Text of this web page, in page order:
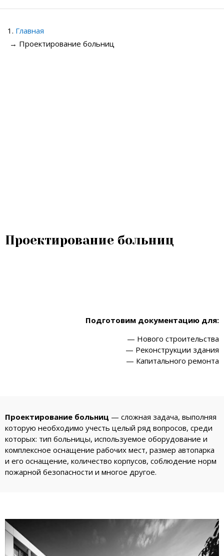
Главная
→ Проектирование больниц
Проектирование больниц
Подготовим документацию для:
— Нового строительства
— Реконструкции здания
— Капитального ремонта
Проектирование больниц — сложная задача, выполняя
которую необходимо учесть целый ряд вопросов, среди
которых: тип больницы, используемое оборудование и
комплексное оснащение рабочих мест, размер автопарка
и его оснащение, количество корпусов, соблюдение норм
пожарной безопасности и многое другое.